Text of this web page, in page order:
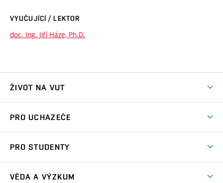
VYUČUJÍCÍ / LEKTOR
doc. Ing. Jiří Háze, Ph.D.
ŽIVOT NA VUT
Koleje
Sport na VUT
PRO UCHAZEČE
Dny otevřených dveří
PRO STUDENTY
VĚDA A VÝZKUM